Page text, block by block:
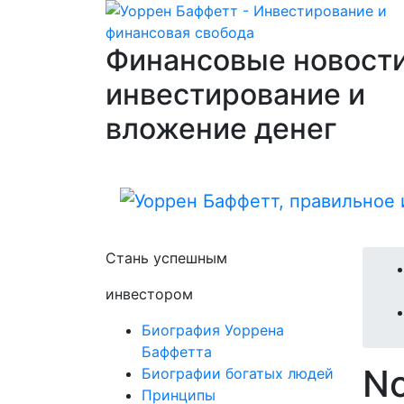
Финансовые
инвестирование и
вложение денег
Стань успешным
инвестором
Биография Уоррена
Баффетта
Биографии богатых людей
Принципы